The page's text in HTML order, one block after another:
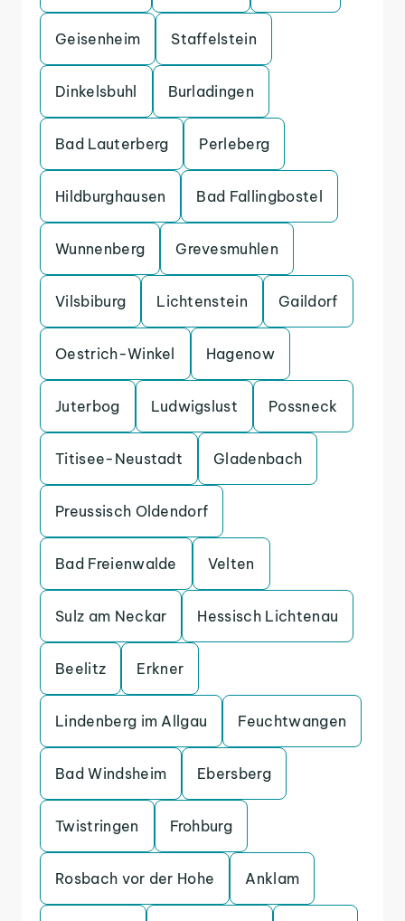
Geisenheim Staffelstein
Dinkelsbuhl Burladingen
Bad Lauterberg Perleberg
Hildburghausen Bad Fallingbostel
Wunnenberg Grevesmuhlen
Vilsbiburg Lichtenstein Gaildorf
Oestrich-Winkel Hagenow
Juterbog Ludwigslust Possneck
Titisee-Neustadt Gladenbach
Preussisch Oldendorf
Bad Freienwalde Velten
Sulz am Neckar Hessisch Lichtenau
Beelitz Erkner
Lindenberg im Allgau Feuchtwangen
Bad Windsheim Ebersberg
Twistringen Frohburg
Rosbach vor der Hohe Anklam